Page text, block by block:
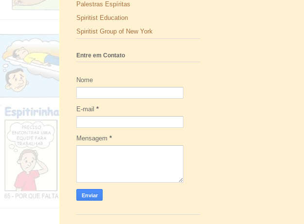
Palestras Espíritas
Spiritist Education
Spiritist Group of New York
Entre em Contato
Nome
E-mail *
Mensagem *